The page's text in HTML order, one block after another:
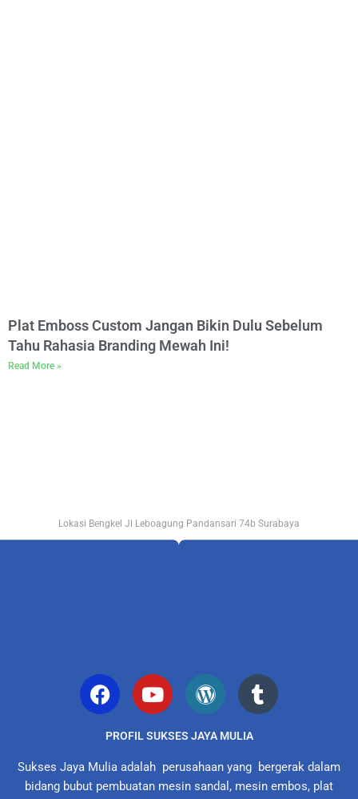
Plat Emboss Custom Jangan Bikin Dulu Sebelum
Tahu Rahasia Branding Mewah Ini!
Read More »
Lokasi Bengkel Jl Leboagung Pandansari 74b Surabaya
PROFIL SUKSES JAYA MULIA
Sukses Jaya Mulia adalah perusahaan yang bergerak dalam
bidang bubut pembuatan mesin sandal, mesin embos, plat